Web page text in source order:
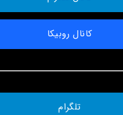
کانال روبیکا
تلگرام